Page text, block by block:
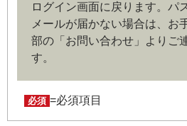
す。
第４条（ユーザー名とパスワー
ユーザー名およびパスワードの利
任において行うものとします。会
パスワードの第三者への漏洩、利
ログイン画面に戻ります。パ
メールが届かない場合は、お
部の「お問い合わせ」よりご
す。
必須 =必須項目